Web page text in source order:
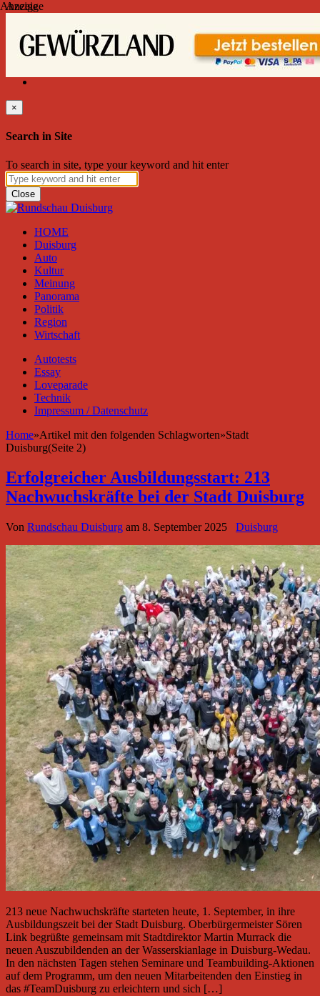
Sonntag, August 09, 2026
Friend on Facebook Follow on Twitter Subscribe to RSS
×
Search in Site
To search in site, type your keyword and hit enter
Close
HOME
Duisburg
Auto
Kultur
Meinung
Panorama
Politik
Region
Wirtschaft
Autotests
Essay
Loveparade
Technik
Impressum / Datenschutz
Home»Artikel mit den folgenden Schlagworten»Stadt
Duisburg(Seite 2)
Erfolgreicher Ausbildungsstart: 213
Nachwuchskräfte bei der Stadt Duisburg
Von Rundschau Duisburg am 8. September 2025 Duisburg
213 neue Nachwuchskräfte starteten heute, 1. September, in ihre
Ausbildungszeit bei der Stadt Duisburg. Oberbürgermeister Sören
Link begrüßte gemeinsam mit Stadtdirektor Martin Murrack die
neuen Auszubildenden an der Wasserskianlage in Duisburg-Wedau.
In den nächsten Tagen stehen Seminare und Teambuilding-Aktionen
auf dem Programm, um den neuen Mitarbeitenden den Einstieg in
das #TeamDuisburg zu erleichtern und sich […]
Anzeige
Anzeige